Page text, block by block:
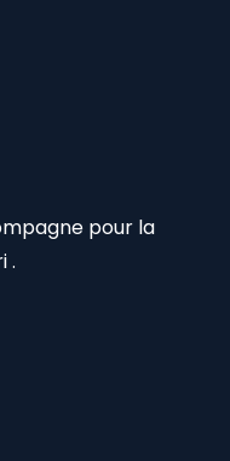
pour la
.